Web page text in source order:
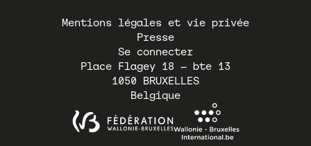
Pied
Mentions légales et vie privée
Presse
Se connecter
Place Flagey 18 – bte 13
1050
BRUXELLES
Belgique